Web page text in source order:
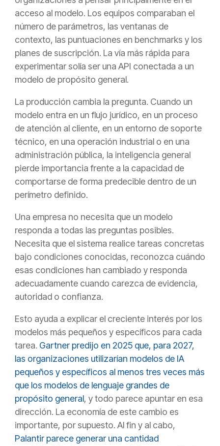
acceso al modelo. Los equipos comparaban el
número de parámetros, las ventanas de
contexto, las puntuaciones en benchmarks y los
planes de suscripción. La vía más rápida para
experimentar solía ser una API conectada a un
modelo de propósito general.
La producción cambia la pregunta. Cuando un
modelo entra en un flujo jurídico, en un proceso
de atención al cliente, en un entorno de soporte
técnico, en una operación industrial o en una
administración pública, la inteligencia general
pierde importancia frente a la capacidad de
comportarse de forma predecible dentro de un
perímetro definido.
Una empresa no necesita que un modelo
responda a todas las preguntas posibles.
Necesita que el sistema realice tareas concretas
bajo condiciones conocidas, reconozca cuándo
esas condiciones han cambiado y responda
adecuadamente cuando carezca de evidencia,
autoridad o confianza.
Esto ayuda a explicar el creciente interés por los
modelos más pequeños y específicos para cada
tarea. Gartner predijo en 2025 que, para 2027,
las organizaciones utilizarían modelos de IA
pequeños y específicos al menos tres veces más
que los modelos de lenguaje grandes de
propósito general, y todo parece apuntar en esa
dirección. La economía de este cambio es
importante, por supuesto. Al fin y al cabo,
Palantir parece generar una cantidad